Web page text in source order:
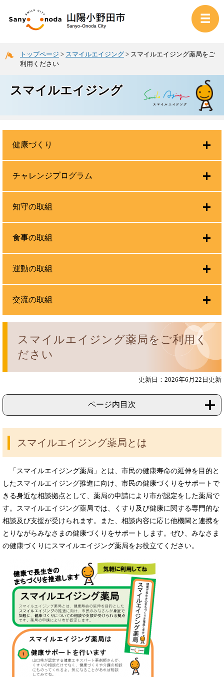
トップページ > スマイルエイジング > スマイルエイジング薬局をご
利用ください
スマイルエイジング
スマイルエイジング薬局をご利用く
ださい
更新日：2026年6月22日更新
ページ内目次
スマイルエイジング薬局とは
「スマイルエイジング薬局」とは、市民の健康寿命の延伸を目的と
したスマイルエイジング推進に向け、市民の健康づくりをサポートで
きる身近な相談拠点として、薬局の申請により市が認定をした薬局で
す。スマイルエイジング薬局では、くすり及び健康に関する専門的な
相談及び支援が受けられます。また、相談内容に応じ他機関と連携を
とりながらみなさまの健康づくりをサポートします。ぜひ、みなさま
の健康づくりにスマイルエイジング薬局をお役立てください。
健康づくり
チャレンジプログラム
知守の取組
食事の取組
運動の取組
交流の取組